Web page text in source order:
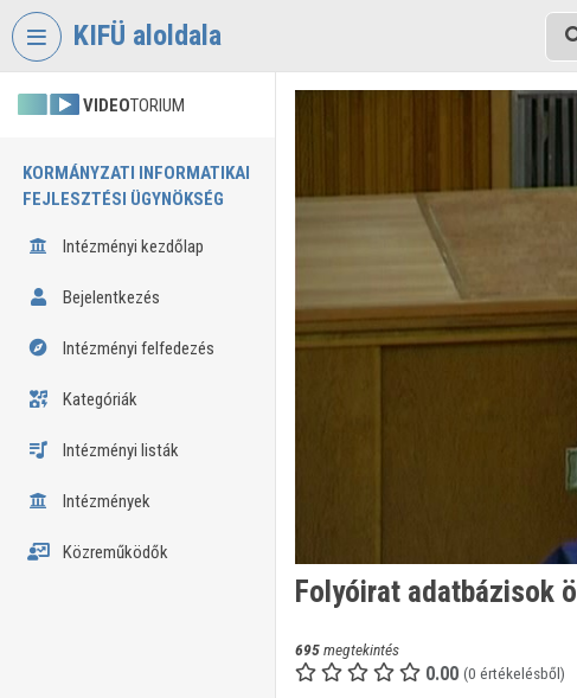
Fejléc kihagyása
KIFÜ aloldala
VIDEOTORIUM
KORMÁNYZATI INFORMATIKAI
FEJLESZTÉSI ÜGYNÖKSÉG
Intézményi kezdőlap
Bejelentkezés
Intézményi felfedezés
Kategóriák
Intézményi listák
Intézmények
Közreműködők
Folyóirat adatbázisok
695megtekintés
0.00 (0 értékelésből)